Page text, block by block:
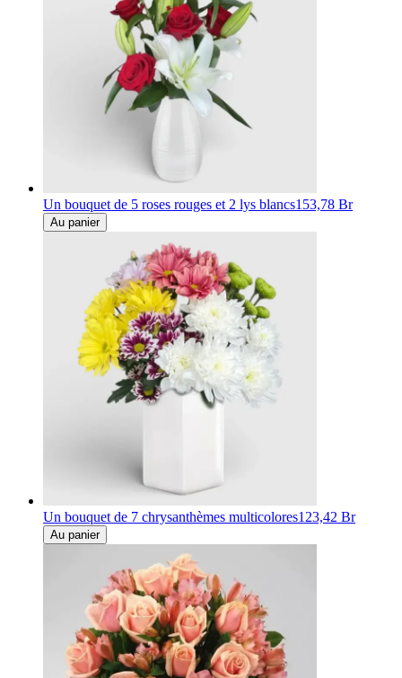
Un bouquet de 5 roses rouges et 2 lys blancs153,78 Br
Au panier
Un bouquet de 7 chrysanthèmes multicolores123,42 Br
Au panier